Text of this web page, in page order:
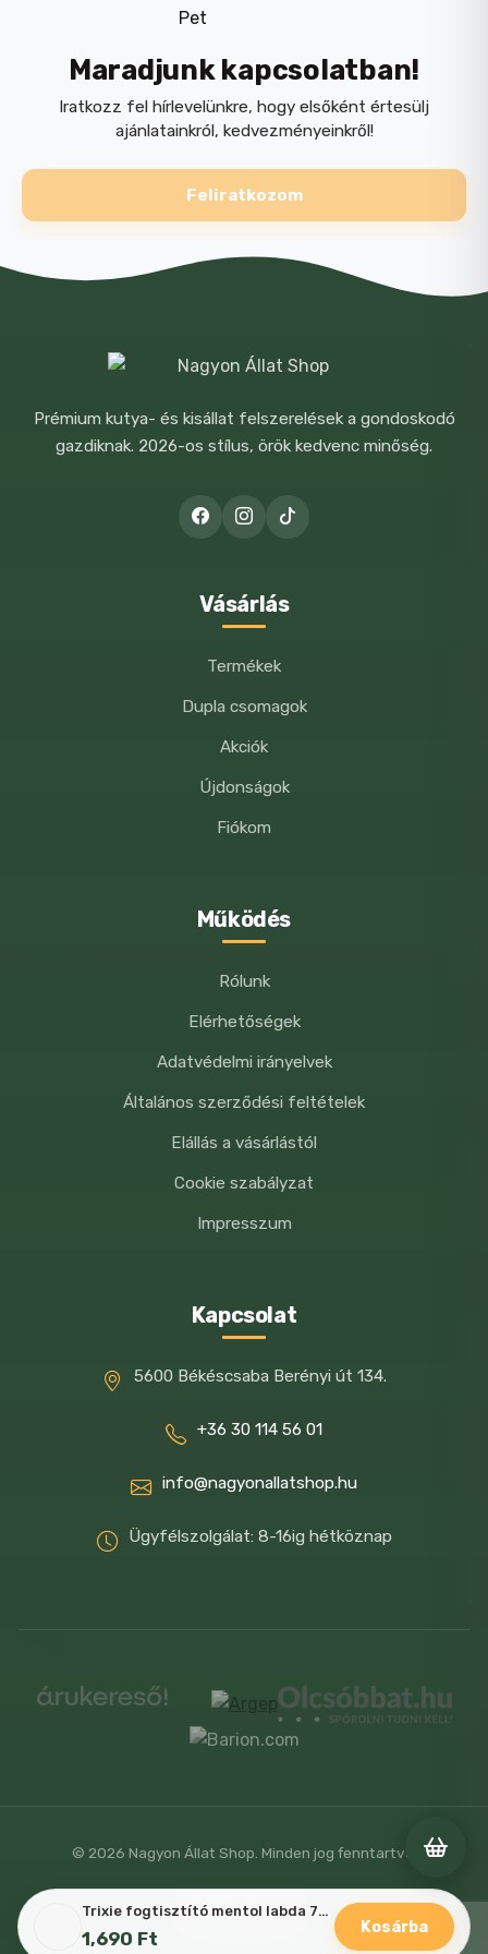
WEBOLDALCÍMEM MENTÉSE A
BÖNGÉSZŐBEN A KÖVETKEZŐ
Maradjunk kapcsolatban!
Iratkozz fel hírlevelünkre, hogy elsőként értesülj
ajánlatainkról, kedvezményeinkről!
Feliratkozom
Prémium kutya- és kisállat felszerelések a gondoskodó
gazdiknak. 2026-os stílus, örök kedvenc minőség.
Vásárlás
Termékek
Dupla csomagok
Akciók
Újdonságok
Fiókom
Működés
Rólunk
Elérhetőségek
Adatvédelmi irányelvek
Általános szerződési feltételek
Elállás a vásárlástól
Cookie szabályzat
Impresszum
Kapcsolat
5600 Békéscsaba Berényi út 134.
+36 30 114 56 01
info@nagyonallatshop.hu
Ügyfélszolgálat: 8-16ig hétköznap
© 2026 Nagyon Állat Shop. Minden jog fenntartva.
Trixie fogtisztító mentol labda 7cm
1,690 Ft
Kosárba